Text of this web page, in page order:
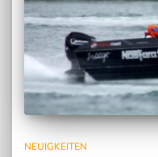
NEUIGKEITEN